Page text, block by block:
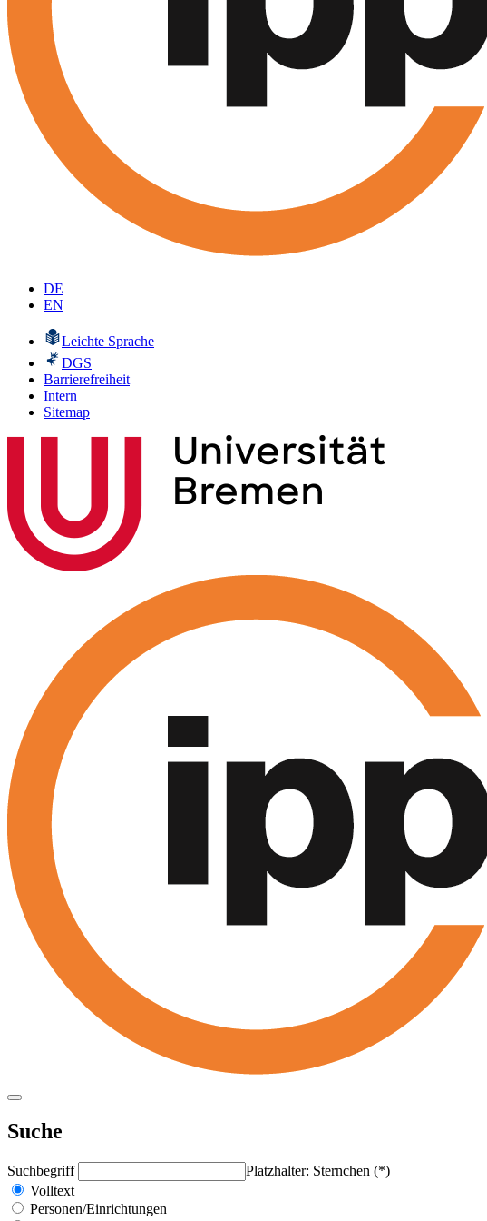
DE
EN
Leichte Sprache
DGS
Barrierefreiheit
Intern
Sitemap
Suche
Suchbegriff
Platzhalter: Sternchen (*)
Volltext
Personen/Einrichtungen